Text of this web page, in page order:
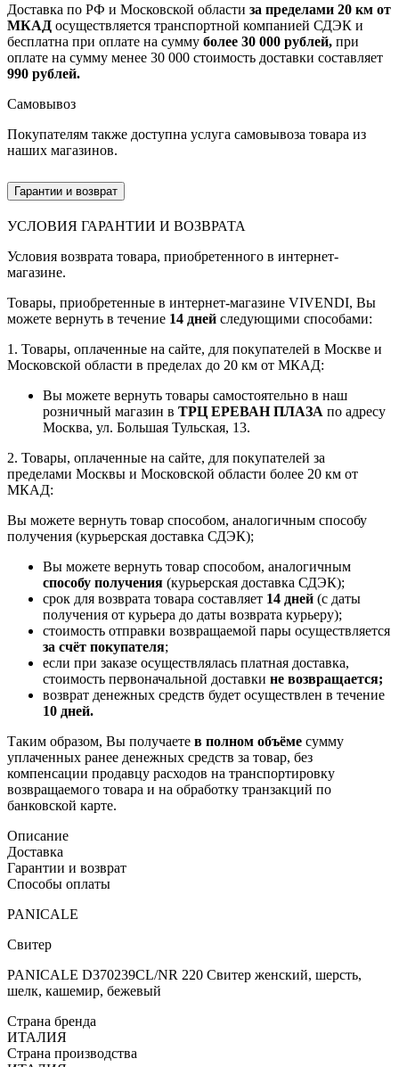
Доставка по РФ и Московской области за пределами 20 км от
МКАД осуществляется транспортной компанией СДЭК и
бесплатна при оплате на сумму более 30 000 рублей, при
оплате на сумму менее 30 000 стоимость доставки составляет
990 рублей.
Самовывоз
Покупателям также доступна услуга самовывоза товара из
наших магазинов.
Гарантии и возврат
УСЛОВИЯ ГАРАНТИИ И ВОЗВРАТА
Условия возврата товара, приобретенного в интернет-
магазине.
Товары, приобретенные в интернет-магазине VIVENDI, Вы
можете вернуть в течение 14 дней следующими способами:
1. Товары, оплаченные на сайте, для покупателей в Москве и
Московской области в пределах до 20 км от МКАД:
Вы можете вернуть товары самостоятельно в наш
розничный магазин в ТРЦ ЕРЕВАН ПЛАЗА по адресу
Москва, ул. Большая Тульская, 13.
2. Товары, оплаченные на сайте, для покупателей за
пределами Москвы и Московской области более 20 км от
МКАД:
Вы можете вернуть товар способом, аналогичным способу
получения (курьерская доставка СДЭК);
Вы можете вернуть товар способом, аналогичным
способу получения (курьерская доставка СДЭК);
срок для возврата товара составляет 14 дней (с даты
получения от курьера до даты возврата курьеру);
стоимость отправки возвращаемой пары осуществляется
за счёт покупателя;
если при заказе осуществлялась платная доставка,
стоимость первоначальной доставки не возвращается;
возврат денежных средств будет осуществлен в течение
10 дней.
Таким образом, Вы получаете в полном объёме сумму
уплаченных ранее денежных средств за товар, без
компенсации продавцу расходов на транспортировку
возвращаемого товара и на обработку транзакций по
банковской карте.
Описание
Доставка
Гарантии и возврат
Способы оплаты
PANICALE
Свитер
PANICALE D370239CL/NR 220 Свитер женский, шерсть,
шелк, кашемир, бежевый
Страна бренда
ИТАЛИЯ
Страна производства